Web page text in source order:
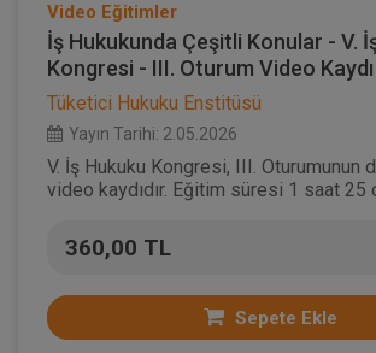
Video Eğitimler
İş Hukukunda Çeşitli Konular - V.
Kongresi - III. Oturum Video Kaydı
Tüketici Hukuku Enstitüsü
Yayın Tarihi: 2.05.2026
V. İş Hukuku Kongresi, III. Oturumunun
video kaydıdır. Eğitim süresi 1 saat 25
360,00 TL
Sepete Ekle